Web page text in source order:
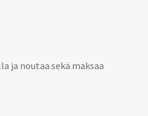
ja noutaa sekä maksaa